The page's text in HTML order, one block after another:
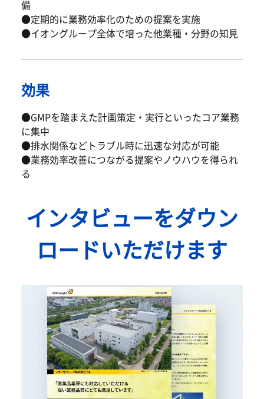
備
●定期的に業務効率化のための提案を実施
●イオングループ全体で培った他業種・分野の知見
効果
●GMPを踏まえた計画策定・実行といったコア業務
に集中
●排水関係などトラブル時に迅速な対応が可能
●業務効率改善につながる提案やノウハウを得られ
る
インタビューをダウン
ロードいただけます